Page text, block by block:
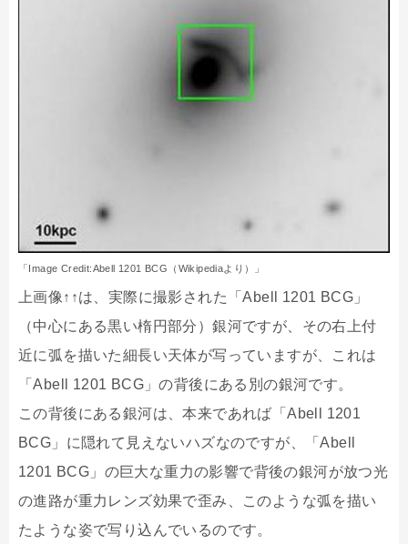
「Image Credit:Abell 1201 BCG（Wikipediaより）」
上画像↑↑は、実際に撮影された「Abell 1201 BCG」
（中心にある黒い楕円部分）銀河ですが、その右上付
近に弧を描いた細長い天体が写っていますが、これは
「Abell 1201 BCG」の背後にある別の銀河です。
この背後にある銀河は、本来であれば「Abell 1201
BCG」に隠れて見えないハズなのですが、「Abell
1201 BCG」の巨大な重力の影響で背後の銀河が放つ光
の進路が重力レンズ効果で歪み、このような弧を描い
たような姿で写り込んでいるのです。